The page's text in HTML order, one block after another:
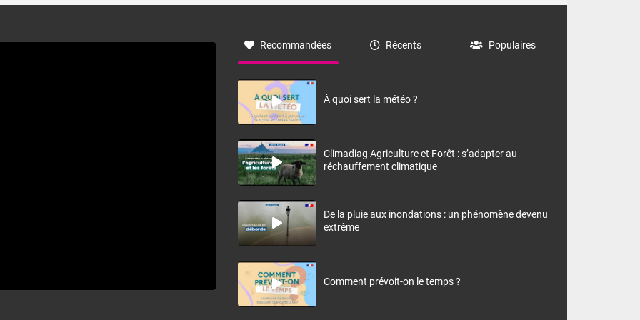
à nord-ouest, dans un secteur qui part du Roussillon à la
monts, en allusion aux régions montagneuses d’où
Recommandées Récents Populaires
À quoi sert la météo ?
Climadiag Agriculture et Forêt : s’adapter au
réchauffement climatique
De la pluie aux inondations : un phénomène devenu
extrême
Comment prévoit-on le temps ?